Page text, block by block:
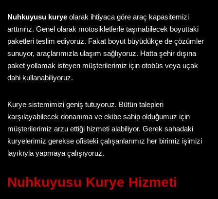
Nuhkuyusu kurye olarak ihtiyaca göre araç kapasitemizi
arttırırız. Genel olarak motosikletlerle taşınabilecek boyuttaki
paketleri teslim ediyoruz. Fakat boyut büyüdükçe de çözümler
sunuyor, araçlarımızla ulaşım sağlıyoruz. Hatta şehir dışına
paket yollamak isteyen müşterilerimiz için otobüs veya uçak
dahi kullanabiliyoruz.
Kurye sistemimizi geniş tutuyoruz. Bütün talepleri
karşılayabilecek donanıma ve ekibe sahip olduğumuz için
müşterilerimiz arzu ettiği hizmeti alabiliyor. Gerek sahadaki
kuryelerimiz gerekse ofisteki çalışanlarımız her birimiz işimizi
layıkıyla yapmaya çalışıyoruz.
Nuhkuyusu Kurye Hizmeti